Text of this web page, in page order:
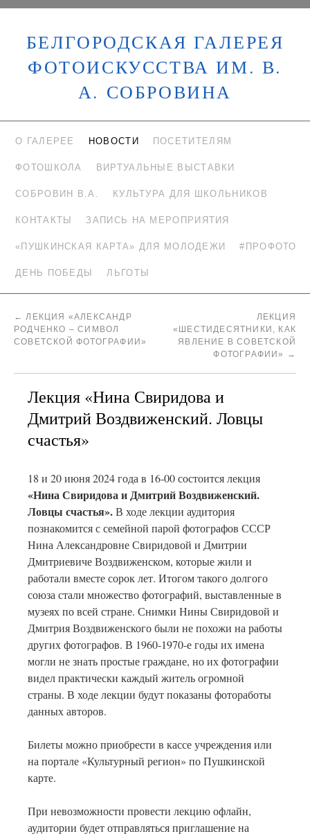
БЕЛГОРОДСКАЯ ГАЛЕРЕЯ
ФОТОИСКУССТВА ИМ. В.
А. СОБРОВИНА
О ГАЛЕРЕЕ НОВОСТИ ПОСЕТИТЕЛЯМ
ФОТОШКОЛА ВИРТУАЛЬНЫЕ ВЫСТАВКИ
СОБРОВИН В.А. КУЛЬТУРА ДЛЯ ШКОЛЬНИКОВ
КОНТАКТЫ ЗАПИСЬ НА МЕРОПРИЯТИЯ
«ПУШКИНСКАЯ КАРТА» ДЛЯ МОЛОДЕЖИ #ПРОФОТО
ДЕНЬ ПОБЕДЫ ЛЬГОТЫ
← ЛЕКЦИЯ «АЛЕКСАНДР
РОДЧЕНКО – СИМВОЛ
СОВЕТСКОЙ ФОТОГРАФИИ»
ЛЕКЦИЯ
«ШЕСТИДЕСЯТНИКИ, КАК
ЯВЛЕНИЕ В СОВЕТСКОЙ
ФОТОГРАФИИ»
→
Лекция «Нина Свиридова и
Дмитрий Воздвиженский. Ловцы
счастья»
18 и 20 июня 2024 года в 16-00 состоится лекция
«Нина Свиридова и Дмитрий Воздвиженский.
Ловцы счастья».В ходе лекции аудитория
познакомится с семейной парой фотографов СССР
Нина Александровне Свиридовой и Дмитрии
Дмитриевиче Воздвиженском, которые жили и
работали вместе сорок лет. Итогом такого долгого
союза стали множество фотографий, выставленные в
музеях по всей стране. Снимки Нины Свиридовой и
Дмитрия Воздвиженского были не похожи на работы
других фотографов. В 1960-1970-е годы их имена
могли не знать простые граждане, но их фотографии
видел практически каждый житель огромной
страны. В ходе лекции будут показаны фотоработы
данных авторов.
Билеты можно приобрести в кассе учреждения или
на портале «Культурный регион» по Пушкинской
карте.
При невозможности провести лекцию офлайн,
аудитории будет отправляться приглашение на